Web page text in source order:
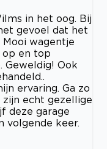
in het oog. Bij
gevoel dat het
wagentje
op en top
Ook
ervaring. Ga zo
echt gezellige
deze garage
volgende keer.